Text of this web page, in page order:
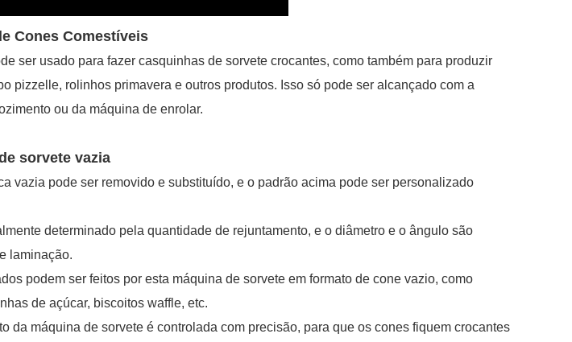
Cones Comestíveis
ser usado para fazer casquinhas de sorvete crocantes, como também para produzir
pizzelle, rolinhos primavera e outros produtos. Isso só pode ser alcançado com a
ou da máquina de enrolar.
sorvete vazia
vazia pode ser removido e substituído, e o padrão acima pode ser personalizado
determinado pela quantidade de rejuntamento, e o diâmetro e o ângulo são
laminação.
podem ser feitos por esta máquina de sorvete em formato de cone vazio, como
de açúcar, biscoitos waffle, etc.
da máquina de sorvete é controlada com precisão, para que os cones fiquem crocantes